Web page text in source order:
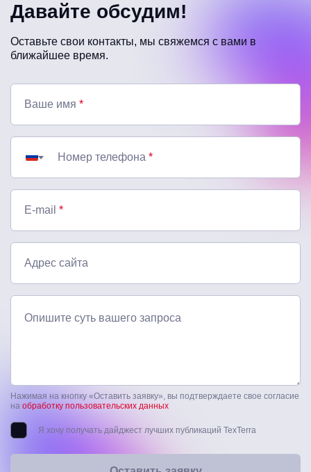
Давайте обсудим!
Оставьте свои контакты, мы свяжемся с вами в
ближайшее время.
Ваше имя *
Номер телефона *
E-mail *
Адрес сайта
Опишите суть вашего запроса
Нажимая на кнопку «Оставить заявку», вы подтверждаете свое согласие
на обработку пользовательских данных
Я хочу получать дайджест лучших публикаций TexTerra